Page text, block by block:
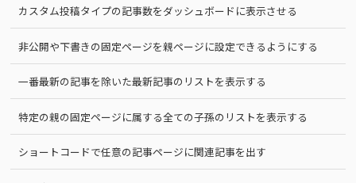
カスタム投稿タイプの記事数をダッシュボードに表示させる
非公開や下書きの固定ページを親ページに設定できるようにする
一番最新の記事を除いた最新記事のリストを表示する
特定の親の固定ページに属する全ての子孫のリストを表示する
ショートコードで任意の記事ページに関連記事を出す